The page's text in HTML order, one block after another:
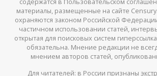
материалы, размещенные на сайте
охраняются законом Российской
частичном использовании статей,
открытая для поисковых систем
обязательна. Мнение редакции не
мнением авторов статей,
Для читателей: в России признаны